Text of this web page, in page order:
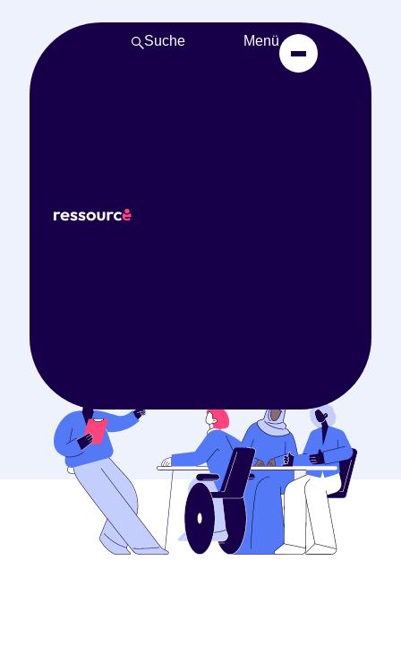
Suche Menü
Betreuungskräfte /